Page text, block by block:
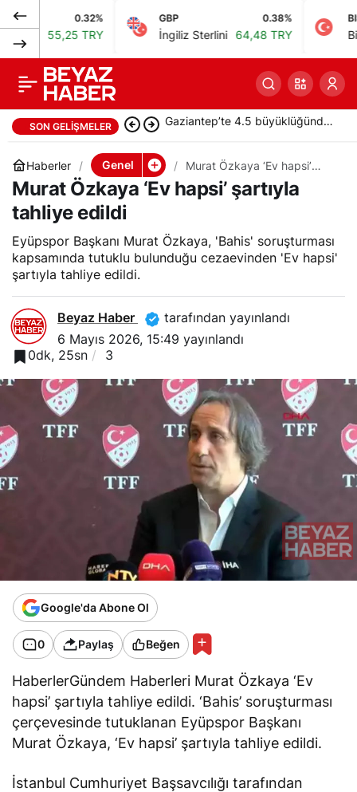
55,25 TRY
GBP
İngiliz Sterlini 64,48 TRY
BIST
Bist 100
SON GELIŞMELER Ederson, ayrılık iddialarını
yalanladı: “Yalanlara inanmayın”
Haberler Genel
Murat Özkaya ‘Ev hapsi’
şartıyla tahliye edildi
Murat Özkaya ‘Ev hapsi’ şartıyla
tahliye edildi
Eyüpspor Başkanı Murat Özkaya, 'Bahis' soruşturması
kapsamında tutuklu bulunduğu cezaevinden 'Ev hapsi'
şartıyla tahliye edildi.
Beyaz Haber
tarafından yayınlandı
6 Mayıs 2026, 15:49 yayınlandı
0dk, 25sn
3
Google'da Abone Ol
0 Paylaş Beğen
HaberlerGündem Haberleri Murat Özkaya ‘Ev
hapsi’ şartıyla tahliye edildi. ‘Bahis’ soruşturması
çerçevesinde tutuklanan Eyüpspor Başkanı
Murat Özkaya, ‘Ev hapsi’ şartıyla tahliye edildi.
İstanbul Cumhuriyet Başsavcılığı tarafından
Gülistan Doku’yu eski
erkek arkadaşı Google
hesabından takip
0 Paylaş